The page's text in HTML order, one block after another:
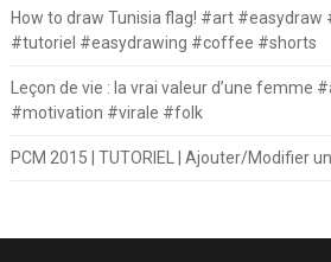
How to draw Tunisia flag! #art
#tutoriel #easydrawing #coffee #shorts
Leçon de vie : la vrai valeur d’une
#motivation #virale #folk
PCM 2015 | TUTORIEL | Ajouter/Modifier